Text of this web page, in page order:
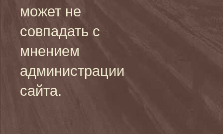
может не
совпадать с
мнением
администрации
сайта.